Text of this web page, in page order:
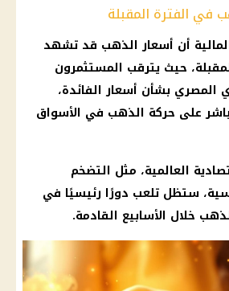
في الفترة المقبلة
أن أسعار الذهب قد تشهد
حيث يترقب المستثمرون
المصري بشأن أسعار الفائدة،
على حركة الذهب في الأسواق
العالمية، مثل التضخم
ستظل تلعب دورًا رئيسيًا في
خلال الأسابيع القادمة.